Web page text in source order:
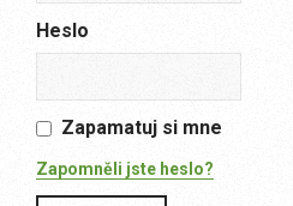
Heslo
Zapamatuj si mne
Zapomněli jste heslo?